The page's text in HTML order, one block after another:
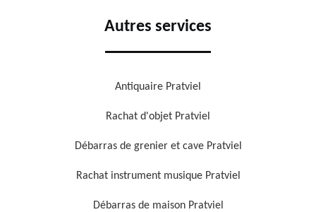
Autres services
Antiquaire Pratviel
Rachat d'objet Pratviel
Débarras de grenier et cave Pratviel
Rachat instrument musique Pratviel
Débarras de maison Pratviel